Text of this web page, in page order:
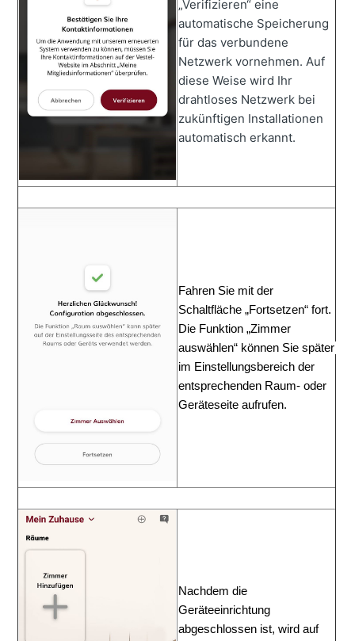
„Verifizieren“ eine
automatische Speicherung
für das verbundene
Netzwerk vornehmen. Auf
diese Weise wird Ihr
drahtloses Netzwerk bei
zukünftigen Installationen
automatisch erkannt.
Fahren Sie mit der
Schaltfläche „Fortsetzen“ fort
Die Funktion „Zimmer
auswählen“ können Sie
im Einstellungsbereich der
entsprechenden Raum- oder
Geräteseite aufrufen.
Nachdem die
Geräteeinrichtung
abgeschlossen ist, wird auf